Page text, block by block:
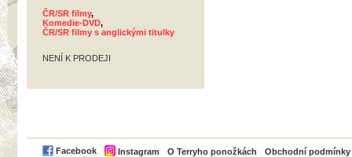
ČR/SR filmy,
Komedie-DVD,
ČR/SR filmy s anglickými titulky
NENÍ K PRODEJI
Facebook Instagram O Terryho ponožkách Obchodní podmínky
PayPal